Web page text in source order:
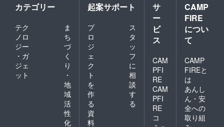
カテゴリー
テク
ノロ
ジー
・ガ
ジェ
ット
ま
ち
づ
く
り
・
地
域
活
性
化
起案サポート
プ
ロ
ジ
ェ
ク
ト
を
作
る
ス
タ
ッ
フ
に
相
談
す
る
資
料
サ
ー
ビ
ス
CAM
PFI
RE
CAM
PFI
RE
コ
CAMP
FIRE
につい
て
CAMP
FIREと
は
あんし
ん・安
全への
取り組